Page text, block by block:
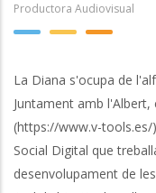
Productora Audiovisual
La Diana s'ocupa de
Juntament amb
(https://www.v-tools.es/
Social Digital que
desenvolupament de